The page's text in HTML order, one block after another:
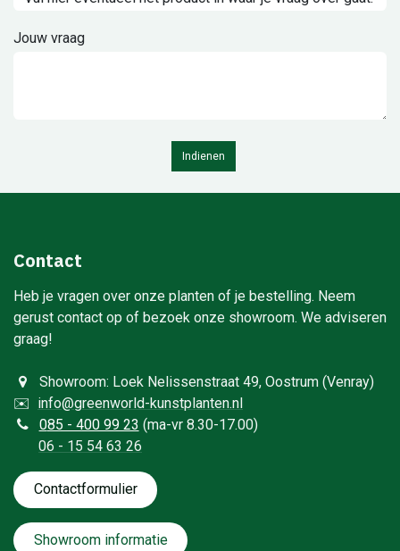
Jouw vraag
Indienen
Contact
Heb je vragen over onze planten of je bestelling. Neem
gerust contact op of bezoek onze showroom. We adviseren
graag!
Showroom: Loek Nelissenstraat 49, Oostrum (Venray)
✉️ info@greenworld-kunstplanten.nl
085 - 400 99 23 (ma-vr 8.30-17.00)
06 - 15 54 63 26
Contactformulie​​​​​​​​r
Showroom informatie